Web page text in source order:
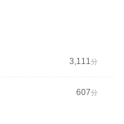
3,111 分
607分